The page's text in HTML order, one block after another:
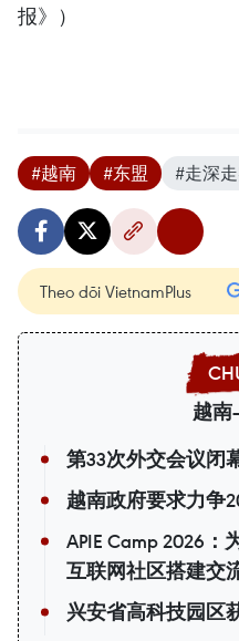
报》）
#越南 #东盟 #走深
Theo dõi VietnamPlus
越南
第33次外交会议闭
越南政府要求力争
APIE Camp 2026
互联网社区搭建交
兴安省高科技园区